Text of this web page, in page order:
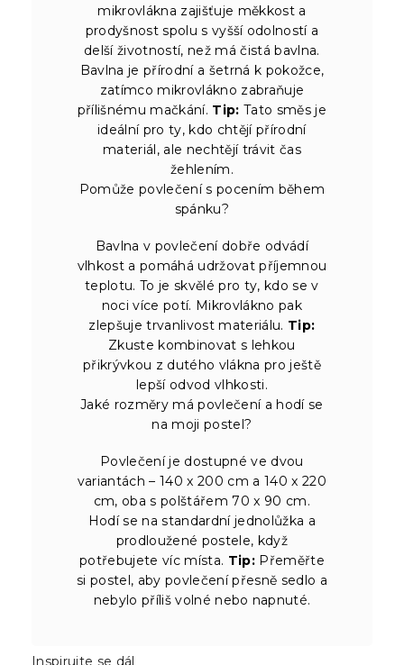
mikrovlákna zajišťuje měkkost a
prodyšnost spolu s vyšší odolností a
delší životností, než má čistá bavlna.
Bavlna je přírodní a šetrná k pokožce,
zatímco mikrovlákno zabraňuje
přílišnému mačkání. Tip: Tato směs je
ideální pro ty, kdo chtějí přírodní
materiál, ale nechtějí trávit čas
žehlením.
Pomůže povlečení s pocením během
spánku?
Bavlna v povlečení dobře odvádí
vlhkost a pomáhá udržovat příjemnou
teplotu. To je skvělé pro ty, kdo se v
noci více potí. Mikrovlákno pak
zlepšuje trvanlivost materiálu. Tip:
Zkuste kombinovat s lehkou
přikrývkou z dutého vlákna pro ještě
lepší odvod vlhkosti.
Jaké rozměry má povlečení a hodí se
na moji postel?
Povlečení je dostupné ve dvou
variantách – 140 x 200 cm a 140 x 220
cm, oba s polštářem 70 x 90 cm.
Hodí se na standardní jednolůžka a
prodloužené postele, když
potřebujete víc místa. Tip: Přeměřte
si postel, aby povlečení přesně sedlo a
nebylo příliš volné nebo napnuté.
Inspirujte se dál